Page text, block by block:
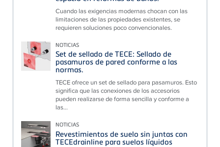
Cuando las exigencias modernas chocan con las
limitaciones de las propiedades existentes, se
requieren soluciones poco convencionales.
NOTICIAS
Set de sellado de TECE: Sellado de
pasamuros de pared conforme a las
normas.
TECE ofrece un set de sellado para pasamuros. Esto
significa que las conexiones de los accesorios
pueden realizarse de forma sencilla y conforme a
las...
NOTICIAS
Revestimientos de suelo sin juntas con
TECEdrainline para suelos líquidos